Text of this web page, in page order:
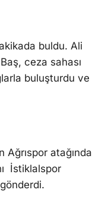
buldu. Ali
ceza sahası
buluşturdu ve
atağında
İstiklalspor